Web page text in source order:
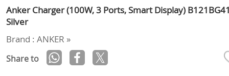
Anker Charger (100W, 3 Ports, Smart Display)
Silver
Brand : ANKER »
Share to